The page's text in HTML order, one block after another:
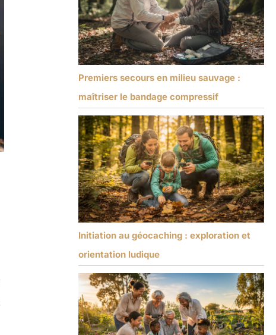
Premiers secours en milieu sauvage :
maîtriser le bandage compressif
Initiation au géocaching : exploration et
orientation ludique